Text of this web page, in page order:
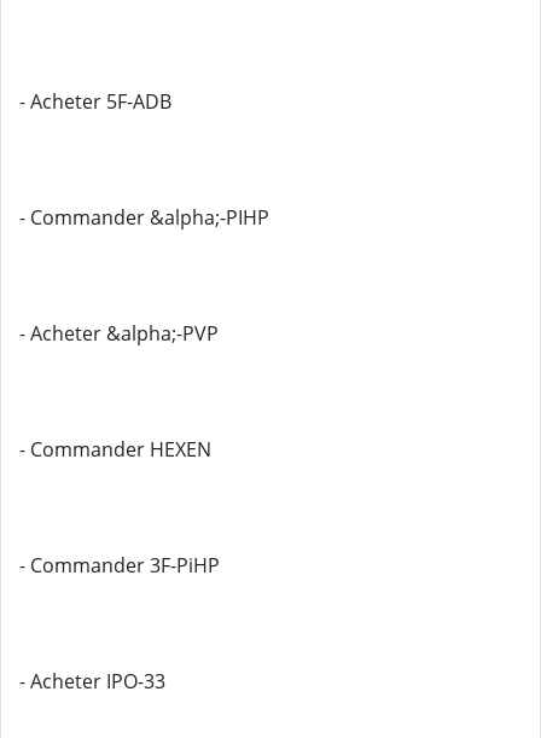
- Acheter 5F-ADB
- Commander &alpha;-PIHP
- Acheter &alpha;-PVP
- Commander HEXEN
- Commander 3F-PiHP
- Acheter IPO-33